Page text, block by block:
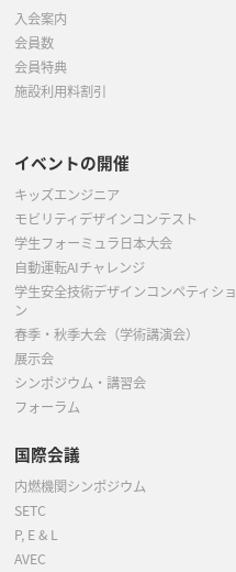
入会案内
会員数
会員特典
施設利用料割引
イベントの開催
キッズエンジニア
モビリティデザインコンテスト
学生フォーミュラ日本大会
自動運転AIチャレンジ
学生安全技術デザインコンペティショ
ン
春季・秋季大会（学術講演会）
展示会
シンポジウム・講習会
フォーラム
国際会議
内燃機関シンポジウム
SETC
P, E & L
AVEC